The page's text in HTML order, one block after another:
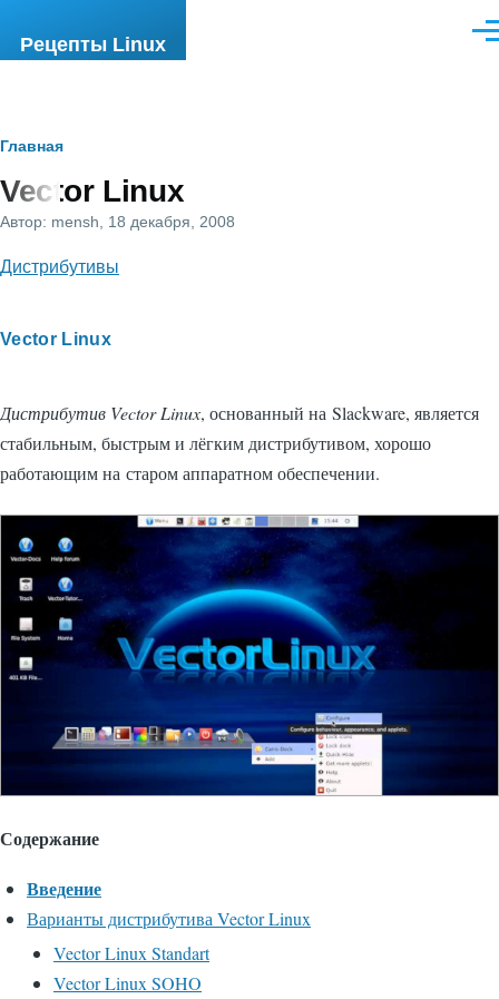
Рецепты Linux
Строка
навигации
Главная
Vector Linux
Автор: mensh , 18 декабря, 2008
Дистрибутивы
Vector Linux
Дистрибутив Vector Linux, основанный на Slackware, является
стабильным, быстрым и лёгким дистрибутивом, хорошо
работающим на старом аппаратном обеспечении.
Содержание
Введение
Варианты дистрибутива Vector Linux
Vector Linux Standart
Vector Linux SOHO